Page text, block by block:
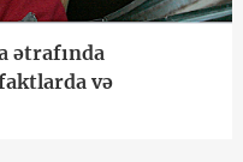
ətrafında
və